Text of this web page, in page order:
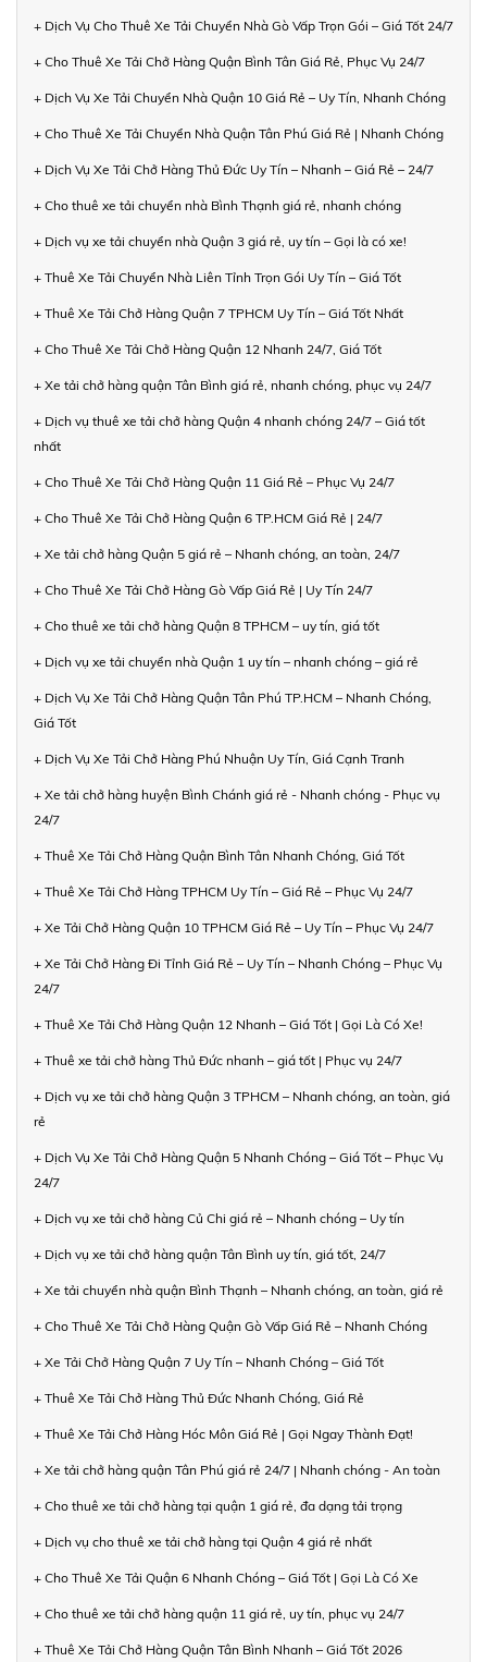
+ Dịch Vụ Cho Thuê Xe Tải Chuyển Nhà Gò Vấp Trọn Gói – Giá Tốt 24/7
+ Cho Thuê Xe Tải Chở Hàng Quận Bình Tân Giá Rẻ, Phục Vụ 24/7
+ Dịch Vụ Xe Tải Chuyển Nhà Quận 10 Giá Rẻ – Uy Tín, Nhanh Chóng
+ Cho Thuê Xe Tải Chuyển Nhà Quận Tân Phú Giá Rẻ | Nhanh Chóng
+ Dịch Vụ Xe Tải Chở Hàng Thủ Đức Uy Tín – Nhanh – Giá Rẻ – 24/7
+ Cho thuê xe tải chuyển nhà Bình Thạnh giá rẻ, nhanh chóng
+ Dịch vụ xe tải chuyển nhà Quận 3 giá rẻ, uy tín – Gọi là có xe!
+ Thuê Xe Tải Chuyển Nhà Liên Tỉnh Trọn Gói Uy Tín – Giá Tốt
+ Thuê Xe Tải Chở Hàng Quận 7 TPHCM Uy Tín – Giá Tốt Nhất
+ Cho Thuê Xe Tải Chở Hàng Quận 12 Nhanh 24/7, Giá Tốt
+ Xe tải chở hàng quận Tân Bình giá rẻ, nhanh chóng, phục vụ 24/7
+ Dịch vụ thuê xe tải chở hàng Quận 4 nhanh chóng 24/7 – Giá tốt
nhất
+ Cho Thuê Xe Tải Chở Hàng Quận 11 Giá Rẻ – Phục Vụ 24/7
+ Cho Thuê Xe Tải Chở Hàng Quận 6 TP.HCM Giá Rẻ | 24/7
+ Xe tải chở hàng Quận 5 giá rẻ – Nhanh chóng, an toàn, 24/7
+ Cho Thuê Xe Tải Chở Hàng Gò Vấp Giá Rẻ | Uy Tín 24/7
+ Cho thuê xe tải chở hàng Quận 8 TPHCM – uy tín, giá tốt
+ Dịch vụ xe tải chuyển nhà Quận 1 uy tín – nhanh chóng – giá rẻ
+ Dịch Vụ Xe Tải Chở Hàng Quận Tân Phú TP.HCM – Nhanh Chóng,
Giá Tốt
+ Dịch Vụ Xe Tải Chở Hàng Phú Nhuận Uy Tín, Giá Cạnh Tranh
+ Xe tải chở hàng huyện Bình Chánh giá rẻ - Nhanh chóng - Phục vụ
24/7
+ Thuê Xe Tải Chở Hàng Quận Bình Tân Nhanh Chóng, Giá Tốt
+ Thuê Xe Tải Chở Hàng TPHCM Uy Tín – Giá Rẻ – Phục Vụ 24/7
+ Xe Tải Chở Hàng Quận 10 TPHCM Giá Rẻ – Uy Tín – Phục Vụ 24/7
+ Xe Tải Chở Hàng Đi Tỉnh Giá Rẻ – Uy Tín – Nhanh Chóng – Phục Vụ
24/7
+ Thuê Xe Tải Chở Hàng Quận 12 Nhanh – Giá Tốt | Gọi Là Có Xe!
+ Thuê xe tải chở hàng Thủ Đức nhanh – giá tốt | Phục vụ 24/7
+ Dịch vụ xe tải chở hàng Quận 3 TPHCM – Nhanh chóng, an toàn, giá
rẻ
+ Dịch Vụ Xe Tải Chở Hàng Quận 5 Nhanh Chóng – Giá Tốt – Phục Vụ
24/7
+ Dịch vụ xe tải chở hàng Củ Chi giá rẻ – Nhanh chóng – Uy tín
+ Dịch vụ xe tải chở hàng quận Tân Bình uy tín, giá tốt, 24/7
+ Xe tải chuyển nhà quận Bình Thạnh – Nhanh chóng, an toàn, giá rẻ
+ Cho Thuê Xe Tải Chở Hàng Quận Gò Vấp Giá Rẻ – Nhanh Chóng
+ Xe Tải Chở Hàng Quận 7 Uy Tín – Nhanh Chóng – Giá Tốt
+ Thuê Xe Tải Chở Hàng Thủ Đức Nhanh Chóng, Giá Rẻ
+ Thuê Xe Tải Chở Hàng Hóc Môn Giá Rẻ | Gọi Ngay Thành Đạt!
+ Xe tải chở hàng quận Tân Phú giá rẻ 24/7 | Nhanh chóng - An toàn
+ Cho thuê xe tải chở hàng tại quận 1 giá rẻ, đa dạng tải trọng
+ Dịch vụ cho thuê xe tải chở hàng tại Quận 4 giá rẻ nhất
+ Cho Thuê Xe Tải Quận 6 Nhanh Chóng – Giá Tốt | Gọi Là Có Xe
+ Cho thuê xe tải chở hàng quận 11 giá rẻ, uy tín, phục vụ 24/7
+ Thuê Xe Tải Chở Hàng Quận Tân Bình Nhanh – Giá Tốt 2026